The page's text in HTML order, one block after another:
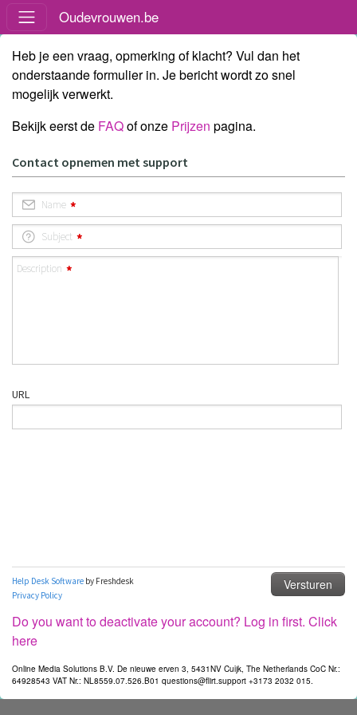
Oudevrouwen.be
Heb je een vraag, opmerking of klacht? Vul dan het
onderstaande formulier in. Je bericht wordt zo snel
mogelijk verwerkt.
Bekijk eerst de FAQof onze Prijzen pagina.
Do you want to deactivate your account? Log in first. Click
here
Online Media Solutions B.V. De nieuwe erven 3, 5431NV Cuijk, The Netherlands CoC Nr.:
64928543 VAT Nr.: NL8559.07.526.B01 questions@flirt.support +3173 2032 015.